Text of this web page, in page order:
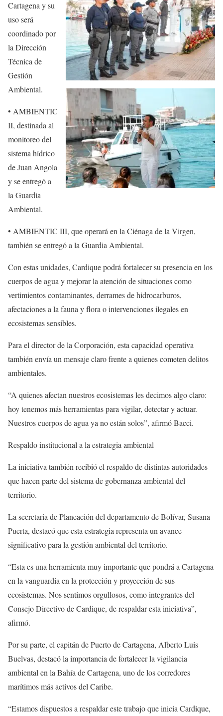
Cartagena y su
uso será
coordinado por
la Dirección
Técnica de
Gestión
Ambiental.
• AMBIENTIC
II, destinada al
monitoreo del
sistema hídrico
de Juan Angola
y se entregó a
la Guardia
Ambiental.
• AMBIENTIC III, que operará en la Ciénaga de la Virgen,
también se entregó a la Guardia Ambiental.
Con estas unidades, Cardique podrá fortalecer su presencia en los
cuerpos de agua y mejorar la atención de situaciones como
vertimientos contaminantes, derrames de hidrocarburos,
afectaciones a la fauna y flora o intervenciones ilegales en
ecosistemas sensibles.
Para el director de la Corporación, esta capacidad operativa
también envía un mensaje claro frente a quienes cometen delitos
ambientales.
“A quienes afectan nuestros ecosistemas les decimos algo claro:
hoy tenemos más herramientas para vigilar, detectar y actuar.
Nuestros cuerpos de agua ya no están solos”, afirmó Bacci.
Respaldo institucional a la estrategia ambiental
La iniciativa también recibió el respaldo de distintas autoridades
que hacen parte del sistema de gobernanza ambiental del
territorio.
La secretaria de Planeación del departamento de Bolívar, Susana
Puerta, destacó que esta estrategia representa un avance
significativo para la gestión ambiental del territorio.
“Esta es una herramienta muy importante que pondrá a Cartagena
en la vanguardia en la protección y proyección de sus
ecosistemas. Nos sentimos orgullosos, como integrantes del
Consejo Directivo de Cardique, de respaldar esta iniciativa”,
afirmó.
Por su parte, el capitán de Puerto de Cartagena, Alberto Luis
Buelvas, destacó la importancia de fortalecer la vigilancia
ambiental en la Bahía de Cartagena, uno de los corredores
marítimos más activos del Caribe.
“Estamos dispuestos a respaldar este trabajo que inicia Cardique,